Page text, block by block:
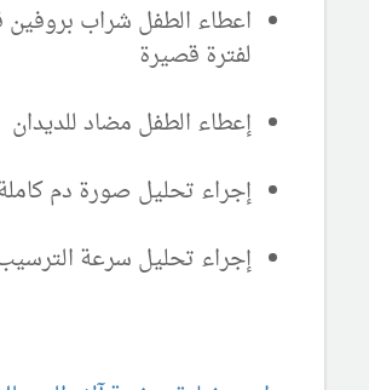
اعطاء الطفل شراب بروفين
لفترة قصيرة
إعطاء الطفل مضاد للديدان
إجراء تحليل صورة دم
إجراء تحليل سرعة